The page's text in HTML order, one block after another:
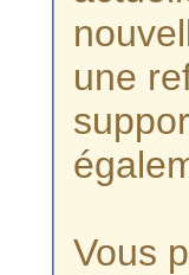
une
Vous